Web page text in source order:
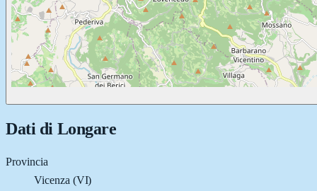
Dati di Longare
Provincia
Vicenza (VI)